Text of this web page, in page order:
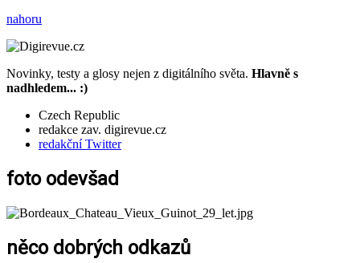
nahoru
Novinky, testy a glosy nejen z digitálního světa. Hlavně s
nadhledem... :)
Czech Republic
redakce zav. digirevue.cz
redakční Twitter
foto odevšad
něco dobrých odkazů